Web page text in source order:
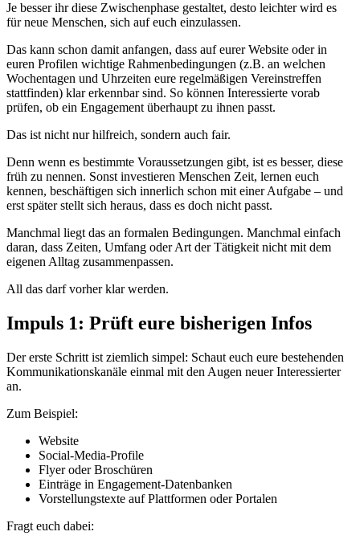
Je besser ihr diese Zwischenphase gestaltet, desto leichter wird es
für neue Menschen, sich auf euch einzulassen.
Das kann schon damit anfangen, dass auf eurer Website oder in
euren Profilen wichtige Rahmenbedingungen (z.B. an welchen
Wochentagen und Uhrzeiten eure regelmäßigen Vereinstreffen
stattfinden) klar erkennbar sind. So können Interessierte vorab
prüfen, ob ein Engagement überhaupt zu ihnen passt.
Das ist nicht nur hilfreich, sondern auch fair.
Denn wenn es bestimmte Voraussetzungen gibt, ist es besser, diese
früh zu nennen. Sonst investieren Menschen Zeit, lernen euch
kennen, beschäftigen sich innerlich schon mit einer Aufgabe – und
erst später stellt sich heraus, dass es doch nicht passt.
Manchmal liegt das an formalen Bedingungen. Manchmal einfach
daran, dass Zeiten, Umfang oder Art der Tätigkeit nicht mit dem
eigenen Alltag zusammenpassen.
All das darf vorher klar werden.
Impuls 1: Prüft eure bisherigen Infos
Der erste Schritt ist ziemlich simpel: Schaut euch eure bestehenden
Kommunikationskanäle einmal mit den Augen neuer Interessierter
an.
Zum Beispiel:
Website
Social-Media-Profile
Flyer oder Broschüren
Einträge in Engagement-Datenbanken
Vorstellungstexte auf Plattformen oder Portalen
Fragt euch dabei: